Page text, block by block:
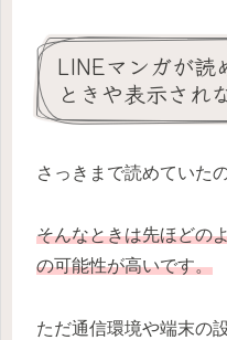
LINEマンガが読
ときや表示され
さっきまで読めていた
そんなときは先ほどの
の可能性が高いです。
ただ通信環境や端末の